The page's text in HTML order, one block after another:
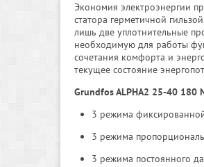
Экономия электроэнергии
статора герметичной
лишь две уплотнительные
необходимую для работы
сочетания комфорта и
текущее состояние
Grundfos ALPHA2 25-40 180
3 режима
3 режима
3 режима постоянного